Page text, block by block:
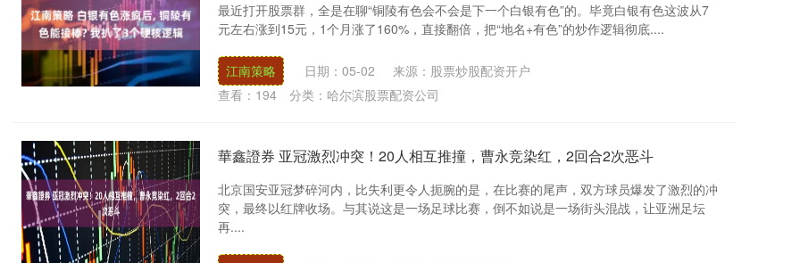
最近打开股票群，全是在聊“铜陵有色会不会是下一个白银有色”的。毕竟白银有色这波从7
元左右涨到15元，1个月涨了160%，直接翻倍，把“地名+有色”的炒作逻辑彻底....
江南策略 日期：05-02
来源：股票炒股配资开户
查看： 194 分类： 哈尔滨股票配资公司
華鑫證券 亚冠激烈冲突！20人相互推撞，曹永竞染红，2回合2次恶斗
北京国安亚冠梦碎河内，比失利更令人扼腕的是，在比赛的尾声，双方球员爆发了激烈的冲
突，最终以红牌收场。与其说这是一场足球比赛，倒不如说是一场街头混战，让亚洲足坛
再....